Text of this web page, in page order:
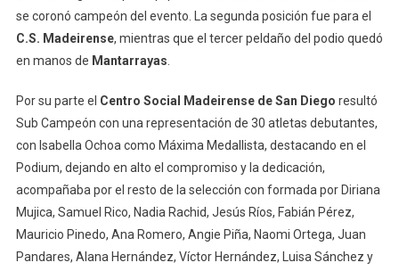
se coronó campeón del evento. La segunda posición fue para el
C.S. Madeirense, mientras que el tercer peldaño del podio quedó
en manos de Mantarrayas
Por su parte el Centro Social Madeirense de San Diego resultó
Sub Campeón con una representación de 30 atletas debutantes,
con Isabella Ochoa como Máxima Medallista, destacando en el
Podium, dejando en alto el compromiso y la dedicación,
acompañaba por el resto de la selección con formada por Diriana
Mujica, Samuel Rico, Nadia Rachid, Jesús Ríos, Fabián Pérez,
Mauricio Pinedo, Ana Romero, Angie Piña, Naomi Ortega, Juan
Pandares, Alana Hernández, Víctor Hernández, Luisa Sánchez y